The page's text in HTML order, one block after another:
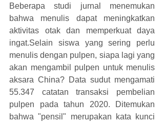
Beberapa studi jurnal menemukan
bahwa menulis dapat meningkatkan
aktivitas otak dan memperkuat daya
ingat.Selain siswa yang sering perlu
menulis dengan pulpen, siapa lagi yang
akan mengambil pulpen untuk menulis
aksara China? Data sudut mengamati
55.347 catatan transaksi pembelian
pulpen pada tahun 2020. Ditemukan
bahwa "pensil" merupakan kata kunci